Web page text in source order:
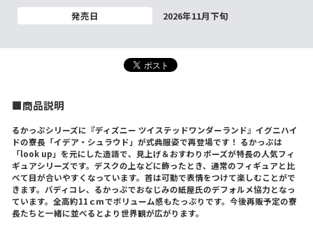
発売日 2026年11月下旬
■商品説明
るかっぷシリーズに『ディズニー ツイステッドワンダーランド』イグニハイ
ドの寮長「イデア・シュラウド」が式典服姿で再登場です！ るかっぷは
「look up」を元にした造語で、見上げ＆おすわりポーズが特長の人気フィ
ギュアシリーズです。デスクの上などに飾ったとき、通常のフィギュアと比
べて目が合いやすくなっています。首は可動で表情をつけて楽しむことがで
きます。バディコレ、るかっぷでおなじみの紙屋氏のデフォルメ協力となっ
ています。全高約11ｃｍでボリューム感もたっぷりです。今後再販予定の寮
長たちと一緒に並べるとより世界観が広がります。